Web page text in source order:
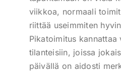
viikkoa, normaali
riittää useimmiten
Pikatoimitus kannattaa
tilanteisiin, joissa
päivällä on aidosti